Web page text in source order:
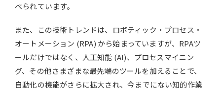
べられています。
また、この技術トレンドは、ロボティック・プロセス・
オートメーション (RPA) から始まっていますが、RPAツ
ールだけではなく、人工知能 (AI)、プロセスマイニン
グ、その他さまざまな最先端のツールを加えることで、
自動化の機能がさらに拡大され、今までにない知的作業